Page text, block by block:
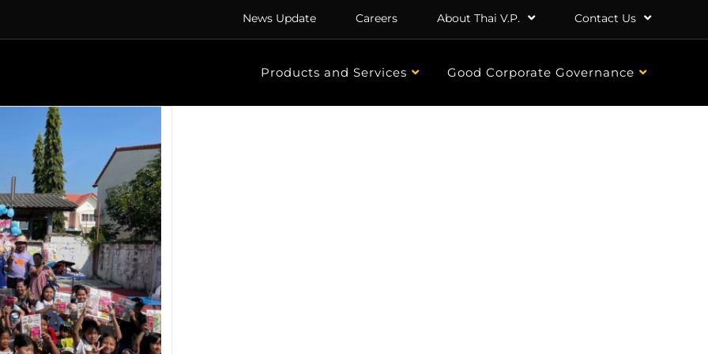
News Update Careers About Thai V.P. Contact Us
Products and Services Good Corporate Governance